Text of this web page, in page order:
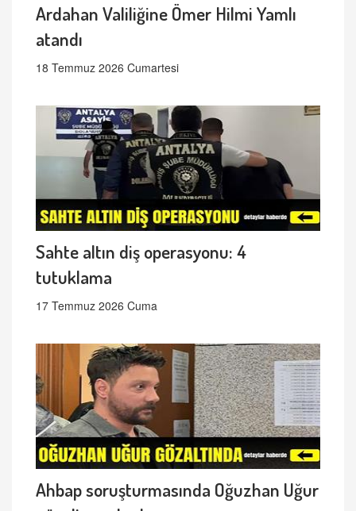
Ardahan Valiliğine Ömer Hilmi Yamlı
atandı
18 Temmuz 2026 Cumartesi
Sahte altın diş operasyonu: 4
tutuklama
17 Temmuz 2026 Cuma
Ahbap soruşturmasında Oğuzhan Uğur